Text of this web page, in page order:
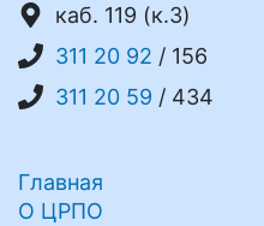
каб. 119 (к.3)
311 20 92 / 156
311 20 59 / 434
Главная
О ЦРПО